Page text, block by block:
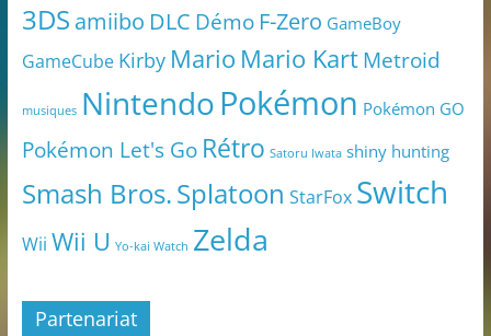
3DS amiibo DLC Démo F-Zero GameBoy
GameCube Kirby Mario Mario KartMetroid
musiques NintendoPokémon Pokémon GO
Pokémon Let's Go Rétro Satoru Iwata shiny hunting
Smash Bros.Splatoon StarFox Switch
Wii Wii U Yo-kai Watch Zelda
Partenariat